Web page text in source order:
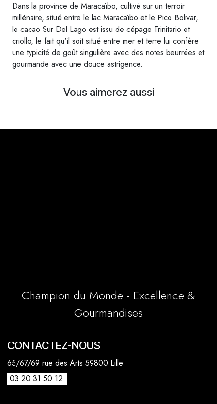
Dans la province de Maracaïbo, cultivé sur un terroir
millénaire, situé entre le lac Maracaïbo et le Pico Bolivar,
le cacao Sur Del Lago est issu de cépage Trinitario et
criollo, le fait qu'il soit situé entre mer et terre lui confère
une typicité de goût singulière avec des notes beurrées et
gourmande avec une douce astrigence.
Vous aimerez aussi
CONTACTEZ-NOUS
65/67/69 rue des Arts 59800 Lille
03 20 31 50 12
Champion du Monde - Excellence &
Gourmandises